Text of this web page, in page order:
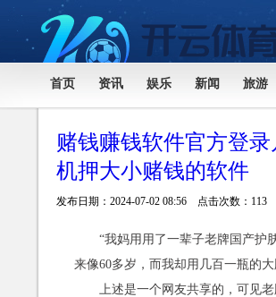
首页 资讯 娱乐 新闻 旅游
赌钱赚钱软件官方登
机押大小赌钱的软件
发布日期：2024-07-02 08:56 点击次数：113
“我妈用用了一辈子老牌国产护
来像60多岁，而我却用几百一瓶的
上述是一个网友共享的，可见